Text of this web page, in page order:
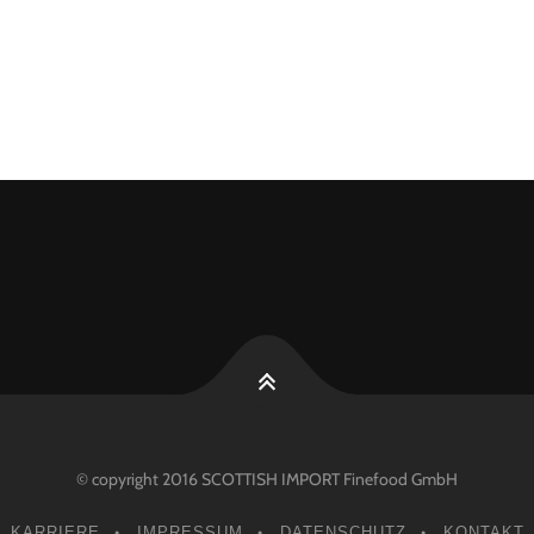
© copyright 2016 SCOTTISH IMPORT Finefood GmbH